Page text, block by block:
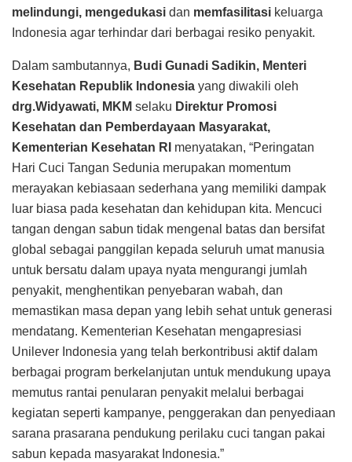
melindungi, mengedukasi dan memfasilitasi keluarga
Indonesia agar terhindar dari berbagai resiko penyakit.
Dalam sambutannya, Budi Gunadi Sadikin, Menteri
Kesehatan Republik Indonesia yang diwakili oleh
drg.Widyawati, MKM selaku Direktur Promosi
Kesehatan dan Pemberdayaan Masyarakat,
Kementerian Kesehatan RI menyatakan, “Peringatan
Hari Cuci Tangan Sedunia merupakan momentum
merayakan kebiasaan sederhana yang memiliki dampak
luar biasa pada kesehatan dan kehidupan kita. Mencuci
tangan dengan sabun tidak mengenal batas dan bersifat
global sebagai panggilan kepada seluruh umat manusia
untuk bersatu dalam upaya nyata mengurangi jumlah
penyakit, menghentikan penyebaran wabah, dan
memastikan masa depan yang lebih sehat untuk generasi
mendatang. Kementerian Kesehatan mengapresiasi
Unilever Indonesia yang telah berkontribusi aktif dalam
berbagai program berkelanjutan untuk mendukung upaya
memutus rantai penularan penyakit melalui berbagai
kegiatan seperti kampanye, penggerakan dan penyediaan
sarana prasarana pendukung perilaku cuci tangan pakai
sabun kepada masyarakat Indonesia.”